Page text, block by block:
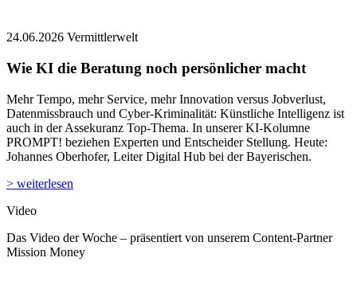
24.06.2026 Vermittlerwelt
Wie KI die Beratung noch persönlicher macht
Mehr Tempo, mehr Service, mehr Innovation versus Jobverlust,
Datenmissbrauch und Cyber-Kriminalität: Künstliche Intelligenz ist
auch in der Assekuranz Top-Thema. In unserer KI-Kolumne
PROMPT! beziehen Experten und Entscheider Stellung. Heute:
Johannes Oberhofer, Leiter Digital Hub bei der Bayerischen.
> weiterlesen
Video
Das Video der Woche – präsentiert von unserem Content-Partner
Mission Money